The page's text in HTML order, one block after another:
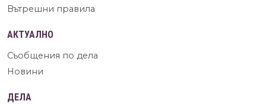
Вътрешни правила
АКТУАЛНО
Съобщения по дела
Новини
ДЕЛА